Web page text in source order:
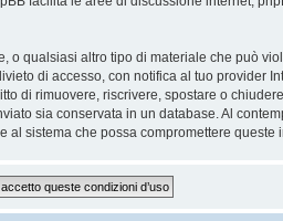
qualsiasi altro tipo di materiale che può
di accesso, con notifica al tuo provider
di rimuovere, riscrivere, spostare o
sia conservata in un database. Al
al sistema che possa compromettere queste